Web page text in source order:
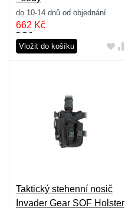
do 10-14 dnů od objednání
662 Kč
Vložit do košíku
Taktický stehenní nosič
Invader Gear SOF Holster